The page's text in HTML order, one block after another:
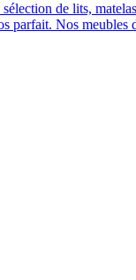
de lits,
parfait. Nos